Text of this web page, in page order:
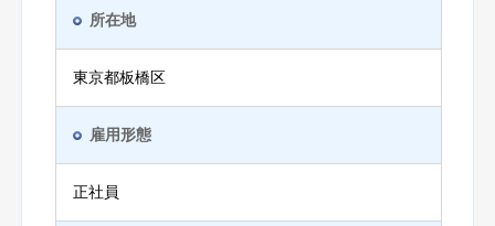
所在地
東京都板橋区
雇用形態
正社員